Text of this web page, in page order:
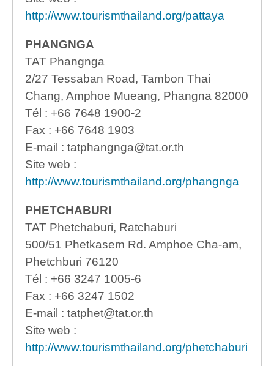
http://www.tourismthailand.org/pattaya
PHANGNGA
TAT Phangnga
2/27 Tessaban Road, Tambon Thai
Chang, Amphoe Mueang, Phangna 82000
Tél : +66 7648 1900-2
Fax : +66 7648 1903
E-mail : tatphangnga@tat.or.th
Site web :
http://www.tourismthailand.org/phangnga
PHETCHABURI
TAT Phetchaburi, Ratchaburi
500/51 Phetkasem Rd. Amphoe Cha-am,
Phetchburi 76120
Tél : +66 3247 1005-6
Fax : +66 3247 1502
E-mail : tatphet@tat.or.th
Site web :
http://www.tourismthailand.org/phetchaburi